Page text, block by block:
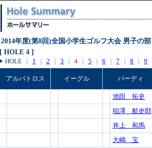
2014年度(第8回)全国小学生ゴルフ大会 男子の部
[ HOLE 4 ]
HOLE
｜ 1 ｜ 2 ｜ 3 ｜ 4 ｜ 5 ｜ 6 ｜ 7 ｜ 8 ｜ 9
アルバトロス イーグル バーディ
池田 拓史
稲澤 航史郎
井上 和馬
大嶋 宝